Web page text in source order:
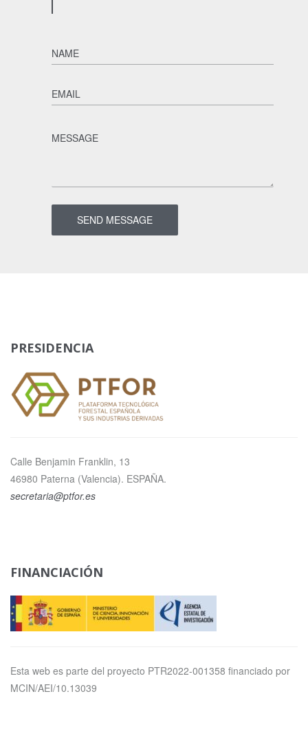
PRESIDENCIA
Calle Benjamin Franklin, 13
46980 Paterna (Valencia). ESPAÑA.
secretaria@ptfor.es
FINANCIACIÓN
Esta web es parte del proyecto PTR2022-001358 financiado por
MCIN/AEI/10.13039